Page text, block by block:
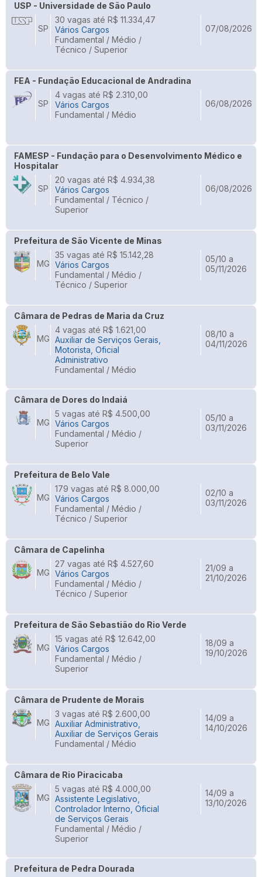
USP - Universidade de São Paulo
SP
30 vagas até R$ 11.334,47
Vários Cargos
Fundamental / Médio /
Técnico / Superior
07/08/2026
FEA - Fundação Educacional de Andradina
SP
4 vagas até R$ 2.310,00
Vários Cargos
Fundamental / Médio
06/08/2026
FAMESP - Fundação para o Desenvolvimento Médico e
Hospitalar
SP
20 vagas até R$ 4.934,38
Vários Cargos
Fundamental / Técnico /
Superior
06/08/2026
Prefeitura de São Vicente de Minas
MG
35 vagas até R$ 15.142,28
Vários Cargos
Fundamental / Médio /
Técnico / Superior
05/10 a
05/11/2026
Câmara de Pedras de Maria da Cruz
MG
4 vagas até R$ 1.621,00
Auxiliar de Serviços Gerais,
Motorista, Oficial
Administrativo
Fundamental / Médio
08/10 a
04/11/2026
Câmara de Dores do Indaiá
MG
5 vagas até R$ 4.500,00
Vários Cargos
Fundamental / Médio /
Superior
05/10 a
03/11/2026
Prefeitura de Belo Vale
MG
179 vagas até R$ 8.000,00
Vários Cargos
Fundamental / Médio /
Técnico / Superior
02/10 a
03/11/2026
Câmara de Capelinha
MG
27 vagas até R$ 4.527,60
Vários Cargos
Fundamental / Médio /
Técnico / Superior
21/09 a
21/10/2026
Prefeitura de São Sebastião do Rio Verde
MG
15 vagas até R$ 12.642,00
Vários Cargos
Fundamental / Médio /
Superior
18/09 a
19/10/2026
Câmara de Prudente de Morais
MG
3 vagas até R$ 2.600,00
Auxiliar Administrativo,
Auxiliar de Serviços Gerais
Fundamental / Médio
14/09 a
14/10/2026
Câmara de Rio Piracicaba
MG
5 vagas até R$ 4.000,00
Assistente Legislativo,
Controlador Interno, Oficial
de Serviços Gerais
Fundamental / Médio /
Superior
14/09 a
13/10/2026
Prefeitura de Pedra Dourada